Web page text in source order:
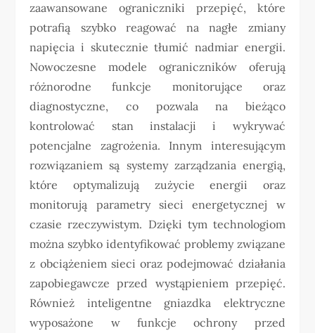
zaawansowane ograniczniki przepięć, które
potrafią szybko reagować na nagłe zmiany
napięcia i skutecznie tłumić nadmiar energii.
Nowoczesne modele ograniczników oferują
różnorodne funkcje monitorujące oraz
diagnostyczne, co pozwala na bieżąco
kontrolować stan instalacji i wykrywać
potencjalne zagrożenia. Innym interesującym
rozwiązaniem są systemy zarządzania energią,
które optymalizują zużycie energii oraz
monitorują parametry sieci energetycznej w
czasie rzeczywistym. Dzięki tym technologiom
można szybko identyfikować problemy związane
z obciążeniem sieci oraz podejmować działania
zapobiegawcze przed wystąpieniem przepięć.
Również inteligentne gniazdka elektryczne
wyposażone w funkcje ochrony przed